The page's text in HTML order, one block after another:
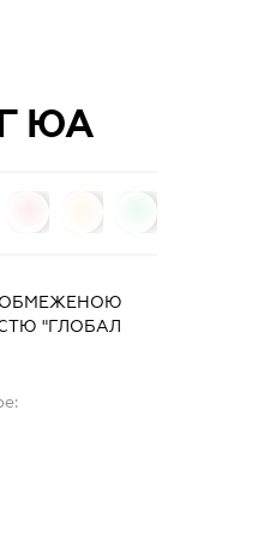
ЮА
ОБМЕЖЕНОЮ
"ГЛОБАЛ